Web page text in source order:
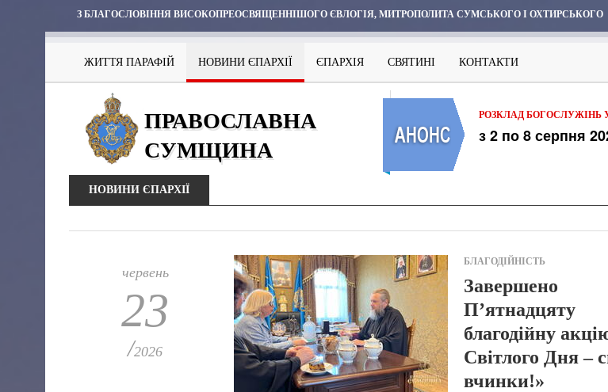
З БЛАГОСЛОВІННЯ ВИСОКОПРЕОСВЯЩЕННІШОГО ЄВЛОГІЯ, МИТРОПОЛИТА СУМСЬКОГО І ОХТИРСЬКОГО
ЖИТТЯ ПАРАФІЙ НОВИНИ ЄПАРХІЇ ЄПАРХІЯ СВЯТИНІ КОНТАКТИ
ПРАВОСЛАВНА
СУМЩИНА
РОЗКЛАД БОГОСЛУЖІНЬ
з 2 по 8 серпня
НОВИНИ ЄПАРХІЇ
червень
23
/2026
БЛАГОДІЙНІСТЬ
Завершено
П’ятнадцяту
благодійну
Світлого Дня –
вчинки!»